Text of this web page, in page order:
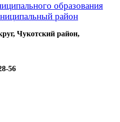
образования
район
Чукотский район,
56